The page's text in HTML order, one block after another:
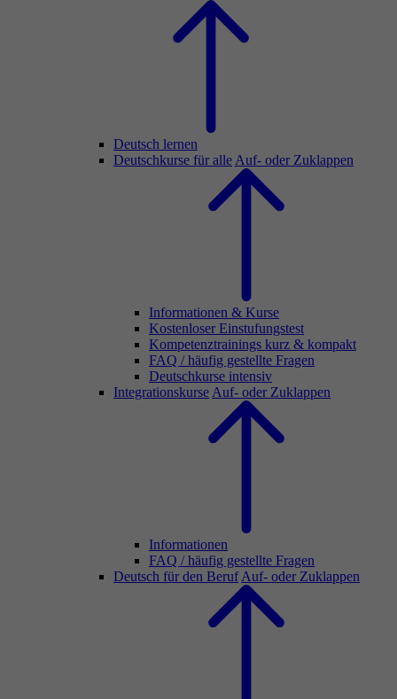
Deutsch lernen
Deutschkurse für alle Auf- oder Zuklappen
Informationen & Kurse
Kostenloser Einstufungstest
Kompetenztrainings kurz & kompakt
FAQ / häufig gestellte Fragen
Deutschkurse intensiv
Integrationskurse Auf- oder Zuklappen
Informationen
FAQ / häufig gestellte Fragen
Deutsch für den Beruf Auf- oder Zuklappen